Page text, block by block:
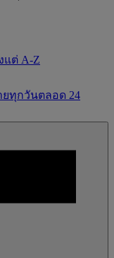
แต่ A-Z
ทุกวันตลอด 24